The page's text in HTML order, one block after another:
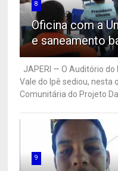
8
Oficina com a
e saneamento
JAPERI — O Auditório do
Vale do Ipê sediou,
Comunitária do Projeto
9